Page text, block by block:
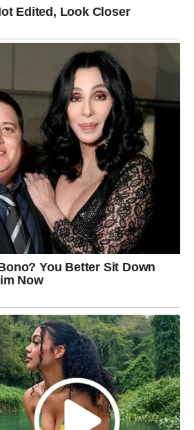
za promenom.
bivše ljubavi, ali i novo
sada može postati ozbiljan
rizičnih poteza.
ali iskrenost je važnija.
KORACI
i planira.
topline. Slobodni Jarčevi mogu
pouzdano.
za ulaganja.
kroz strpljenje.